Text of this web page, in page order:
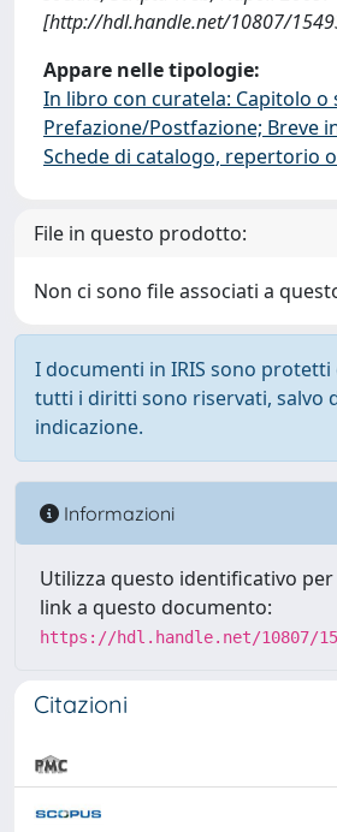
[http://hdl.handle.net/10807/
Appare nelle tipologie:
In libro con curatela: Capitolo o
Prefazione/Postfazione; Breve
Schede di catalogo, repertorio
File in questo prodotto:
Non ci sono file associati a
I documenti in IRIS sono
tutti i diritti sono riservati, salvo
indicazione.
Informazioni
Utilizza questo identificativo
link a questo documento:
https://hdl.handle.net/10807/
Citazioni